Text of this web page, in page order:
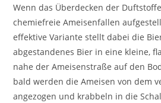
Wenn das Überdecken der
chemiefreie Ameisenfallen
effektive Variante stellt dabei die
abgestandenes Bier in eine kleine,
nahe der Ameisenstraße auf den
bald werden die Ameisen von dem
angezogen und krabbeln in die